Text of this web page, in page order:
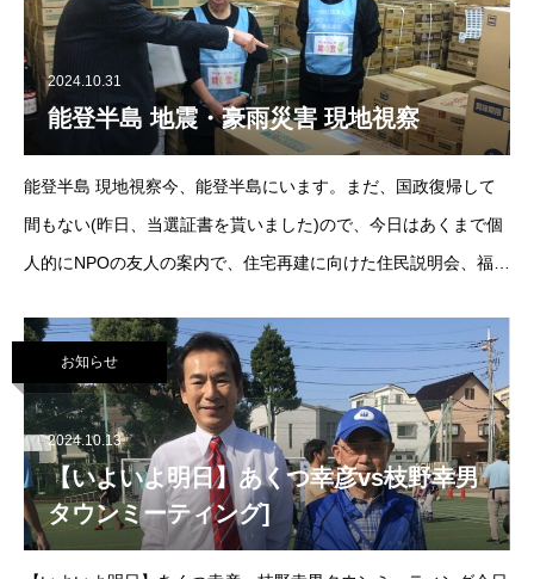
2024.10.31
能登半島 地震・豪雨災害 現地視察
能登半島 現地視察今、能登半島にいます。まだ、国政復帰して
間もない(昨日、当選証書を貰いました)ので、今日はあくまで個
人的にNPOの友人の案内で、住宅再建に向けた住民説明会、福祉
ら10ヶ月、能登
お知らせ
2024.10.13
【いよいよ明日】あくつ幸彦vs枝野幸男
タウンミーティング]